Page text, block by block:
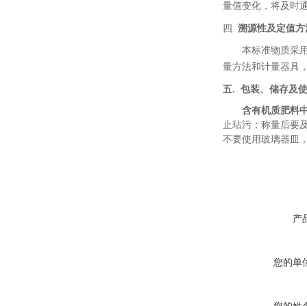
量值变化，将及时
四. 溯源性及定值方
本标准物质采
量方法和计量器具
五. 包装、储存及
含有机质肥料
止玷污； 称量后要
不要使用玻璃器皿
产
您的单